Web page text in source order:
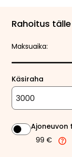
Rahoitus
Maksuaika:
Käsiraha
Ajoneuvon
99 €